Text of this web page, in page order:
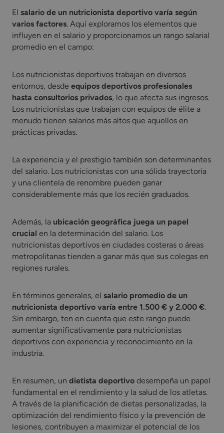
El salario de un nutricionista deportivo varía según
varios factores. Aquí exploramos los elementos que
influyen en el salario y proporcionamos un rango salarial
promedio en el campo:
Los nutricionistas deportivos trabajan en diversos
entornos, desde equipos deportivos profesionales
hasta consultorios privados, lo que afecta sus ingresos.
Los nutricionistas que trabajan con equipos de élite a
menudo tienen salarios más altos que aquellos en
prácticas privadas.
La experiencia y el prestigio también son determinantes
del salario. Los nutricionistas con una sólida trayectoria
y una clientela de renombre pueden ganar
considerablemente más que los recién graduados.
Además, la ubicación geográfica juega un papel
crucial en la determinación del salario. Los
nutricionistas deportivos en ciudades costeras o áreas
metropolitanas tienden a ganar más que sus colegas en
regiones rurales.
En términos generales, el salario promedio de un
nutricionista deportivo varía entre 1.500 € y 2.000 €.
Sin embargo, ten en cuenta que este rango puede
aumentar significativamente para nutricionistas
deportivos con experiencia y reconocimiento en la
industria.
En resumen, un dietista deportivo desempeña un papel
fundamental en el rendimiento y la salud de los atletas.
A través de la planificación de dietas personalizadas, la
optimización del rendimiento físico y la prevención de
lesiones, contribuyen a maximizar el potencial de los